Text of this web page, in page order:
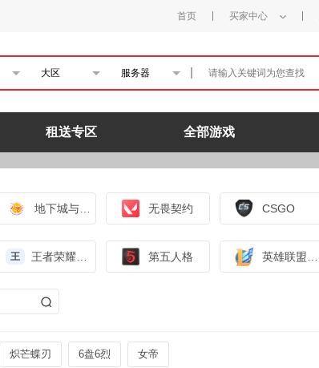
首页 买家中心
大区 服务器
租送专区 全部游戏
无畏契约 CSGO
王 第五人格
炽芒蝶刃 6盘6烈 女帝